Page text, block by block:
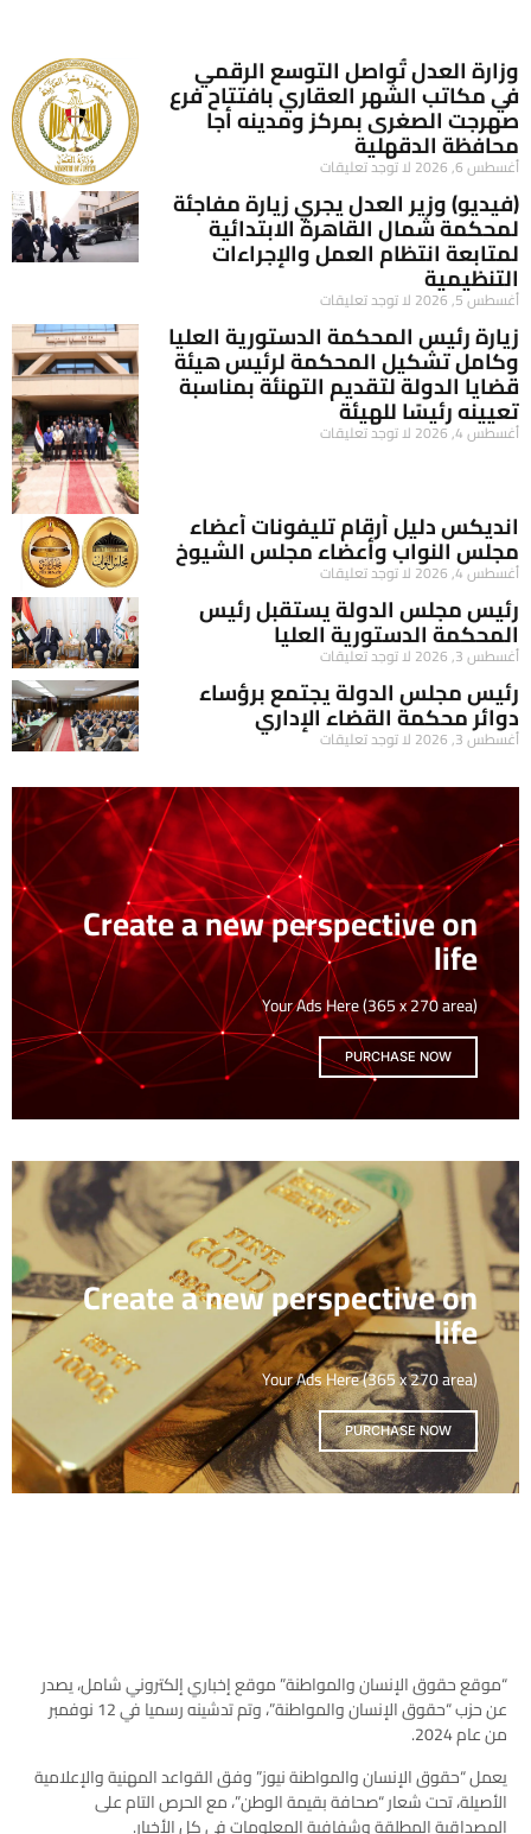
وزارة العدل تُواصل التوسع الرقمي
في مكاتب الشهر العقاري بافتتاح فرع
صهرجت الصغرى بمركز ومدينه أجا
محافظة الدقهلية
أغسطس 6, 2026 لا توجد تعليقات
(فيديو) وزير العدل يجري زيارة مفاجئة
لمحكمة شمال القاهرة الابتدائية
لمتابعة انتظام العمل والإجراءات
التنظيمية
أغسطس 5, 2026 لا توجد تعليقات
زيارة رئيس المحكمة الدستورية العليا
وكامل تشكيل المحكمة لرئيس هيئة
قضايا الدولة لتقديم التهنئة بمناسبة
تعيينه رئيسًا للهيئة
أغسطس 4, 2026 لا توجد تعليقات
انديكس دليل أرقام تليفونات أعضاء
مجلس النواب وأعضاء مجلس الشيوخ
أغسطس 4, 2026 لا توجد تعليقات
رئيس مجلس الدولة يستقبل رئيس
المحكمة الدستورية العليا
أغسطس 3, 2026 لا توجد تعليقات
رئيس مجلس الدولة يجتمع برؤساء
دوائر محكمة القضاء الإداري
أغسطس 3, 2026 لا توجد تعليقات
Create a new perspective on
life
Your Ads Here (365 x 270 area)
PURCHASE NOW
Create a new perspective on
life
Your Ads Here (365 x 270 area)
PURCHASE NOW
“موقع حقوق الإنسان والمواطنة” موقع إخباري إلكتروني شامل، يصدر
عن حزب “حقوق الإنسان والمواطنة”، وتم تدشينه رسميا في 12 نوفمبر
من عام 2024.
يعمل “حقوق الإنسان والمواطنة نيوز” وفق القواعد المهنية والإعلامية
الأصيلة، تحت شعار “صحافة بقيمة الوطن”، مع الحرص التام على
المصداقية المطلقة وشفافية المعلومات في كل الأخبار.